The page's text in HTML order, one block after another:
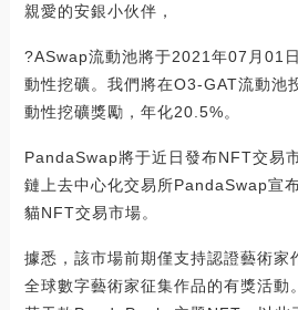
親愛的安銀小伙伴，
?ASwap流動池將于2021年07月01
動性挖礦。我們將在O3-GAT流動池
動性挖礦獎勵，年化20.5%。
PandaSwap將于近日發布NFT交易
鏈上去中心化交易所PandaSwap宣
貓NFT交易市場。
據悉，該市場前期僅支持認證藝術家
全球數字藝術家征集作品的有獎活